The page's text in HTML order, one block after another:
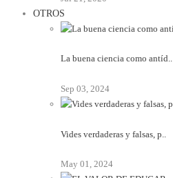
OTROS
La buena ciencia como antíd..
Sep 03, 2024
Vides verdaderas y falsas, p..
May 01, 2024